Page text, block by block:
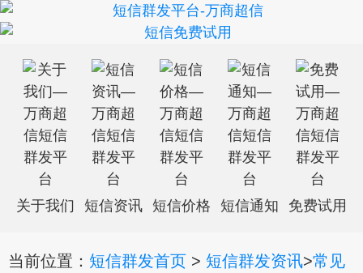
关于我们 短信资讯 短信价格 短信通知 免费试用
当前位置： 短信群发首页 > 短信群发资讯>常见